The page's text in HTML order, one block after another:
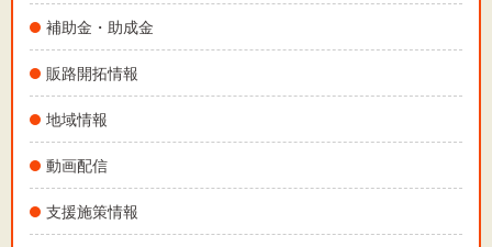
補助金・助成金
販路開拓情報
地域情報
動画配信
支援施策情報